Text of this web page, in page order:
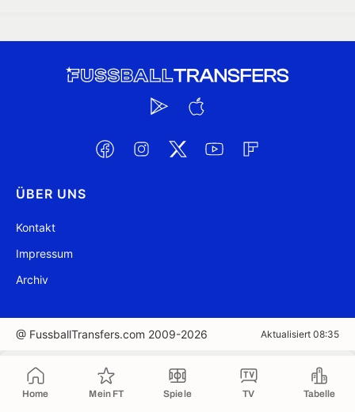
Home Mein FT Spiele TV Tabelle
ÜBER UNS
Kontakt
Impressum
Archiv
@ FussballTransfers.com 2009-2026 Aktualisiert 08:35
In die Zwischenablage kopiert